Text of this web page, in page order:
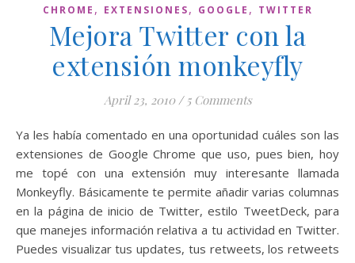
CHROME , EXTENSIONES, GOOGLE , TWITTER
Mejora Twitter con la
extensión monkeyfly
April 23, 2010 / 5 Comments
Ya les había comentado en una oportunidad cuáles son las
extensiones de Google Chrome que uso, pues bien, hoy
me topé con una extensión muy interesante llamada
Monkeyfly. Básicamente te permite añadir varias columnas
en la página de inicio de Twitter, estilo TweetDeck, para
que manejes información relativa a tu actividad en Twitter.
Puedes visualizar tus updates, tus retweets, los retweets